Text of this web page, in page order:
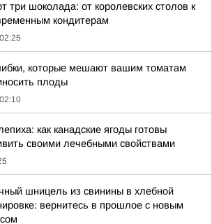
три шоколада: от королевских столов к
кондитерам
02:25
которые мешают вашим томатам
плоды
02:10
как канадские ягоды готовы
своими лечебными свойствами
шницель из свинины в хлебной
вернитесь в прошлое с новым